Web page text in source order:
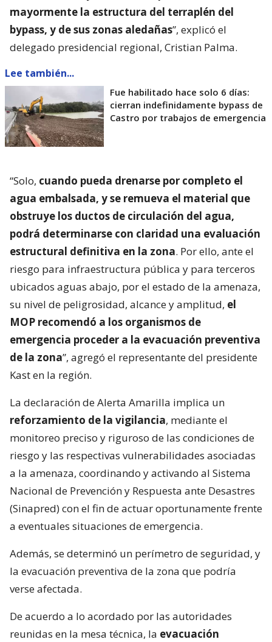
mayormente la estructura del terraplén del
bypass, y de sus zonas aledañas”, explicó el
delegado presidencial regional, Cristian Palma.
Lee también...
Fue habilitado hace solo 6 días:
cierran indefinidamente bypass de
Castro por trabajos de emergencia
“Solo, cuando pueda drenarse por completo el
agua embalsada, y se remueva el material que
obstruye los ductos de circulación del agua,
podrá determinarse con claridad una evaluación
estructural definitiva en la zona. Por ello, ante el
riesgo para infraestructura pública y para terceros
ubicados aguas abajo, por el estado de la amenaza,
su nivel de peligrosidad, alcance y amplitud, el
MOP recomendó a los organismos de
emergencia proceder a la evacuación preventiva
de la zona”, agregó el representante del presidente
Kast en la región.
La declaración de Alerta Amarilla implica un
reforzamiento de la vigilancia, mediante el
monitoreo preciso y riguroso de las condiciones de
riesgo y las respectivas vulnerabilidades asociadas
a la amenaza, coordinando y activando al Sistema
Nacional de Prevención y Respuesta ante Desastres
(Sinapred) con el fin de actuar oportunamente frente
a eventuales situaciones de emergencia.
Además, se determinó un perímetro de seguridad, y
la evacuación preventiva de la zona que podría
verse afectada.
De acuerdo a lo acordado por las autoridades
reunidas en la mesa técnica, la evacuación